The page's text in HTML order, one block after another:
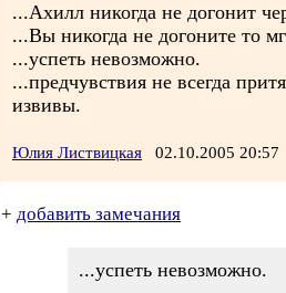
...Ахилл никогда не догонит
...Вы никогда не догоните то
...успеть невозможно.
...предчувствия не всегда
извивы.
Юлия Листвицкая 02.10.2005 20:57
+ добавить замечания
...успеть невозможно.